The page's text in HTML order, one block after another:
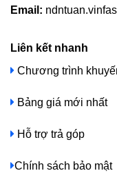
Email:
Liên kết nhanh
Chương trình
Bảng giá mới nhất
Hỗ trợ trả góp
Chính sách bảo mật